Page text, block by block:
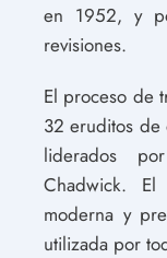
en 1952, y
revisiones.
El proceso de
32 eruditos de
liderados
Chadwick.
moderna y
utilizada por